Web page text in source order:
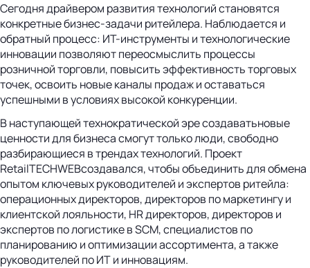
Сегодня драйвером развития технологий становятся
конкретные бизнес-задачи ритейлера. Наблюдается и
обратный процесс: ИТ-инструменты и технологические
инновации позволяют переосмыслить процессы
розничной торговли, повысить эффективность торговых
точек, освоить новые каналы продаж и оставаться
успешными в условиях высокой конкуренции.
В наступающей технократической эре создаватьновые
ценности для бизнеса смогут только люди, свободно
разбирающиеся в трендах технологий. Проект
RetailTECHWEBсоздавался, чтобы объединить для обмена
опытом ключевых руководителей и экспертов ритейла:
операционных директоров, директоров по маркетингу и
клиентской лояльности, HR директоров, директоров и
экспертов по логистике в SCM, специалистов по
планированию и оптимизации ассортимента, а также
руководителей по ИТ и инновациям.